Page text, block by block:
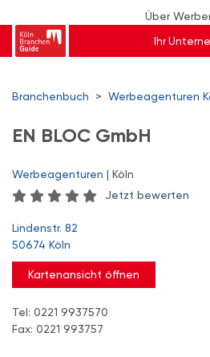
Über
Ihr
Branchenbuch > Werbeagenturen
EN BLOC GmbH
Werbeagenturen | Köln
Jetzt bewerten
Lindenstr. 82
50674 Köln
Kartenansicht öffnen
Tel: 0221 9937570
Fax: 0221 993757